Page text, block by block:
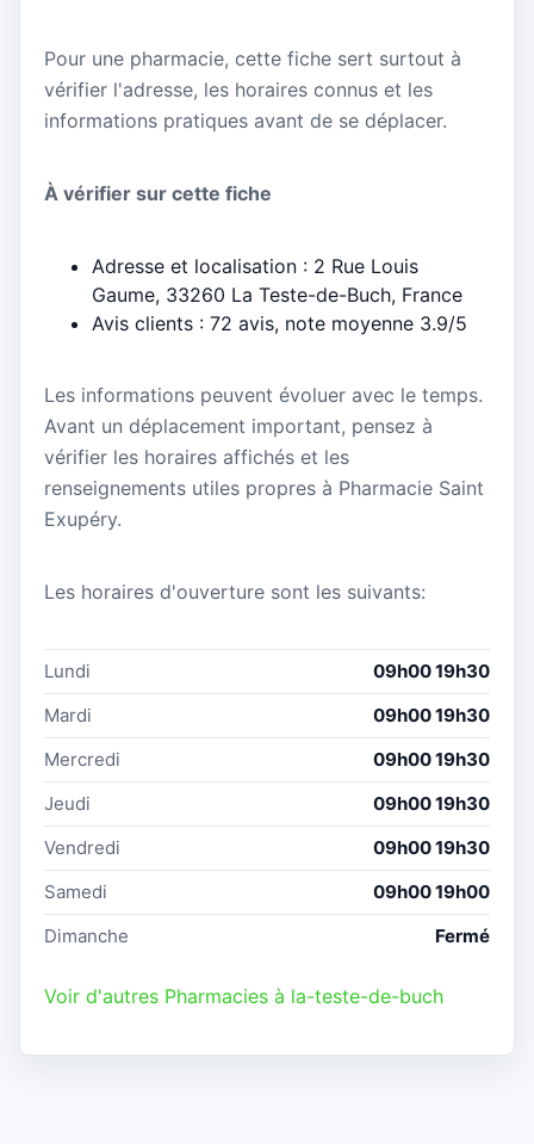
Pour une pharmacie, cette fiche sert surtout à
vérifier l'adresse, les horaires connus et les
informations pratiques avant de se déplacer.
À vérifier sur cette fiche
Adresse et localisation : 2 Rue Louis
Gaume, 33260 La Teste-de-Buch, France
Avis clients : 72 avis, note moyenne 3.9/5
Les informations peuvent évoluer avec le temps.
Avant un déplacement important, pensez à
vérifier les horaires affichés et les
renseignements utiles propres à Pharmacie Saint
Exupéry.
Les horaires d'ouverture sont les suivants:
Lundi
09h00 19h30
Mardi
09h00 19h30
Mercredi
09h00 19h30
Jeudi
09h00 19h30
Vendredi
09h00 19h30
Samedi
09h00 19h00
Dimanche
Fermé
Voir d'autres Pharmacies à la-teste-de-buch